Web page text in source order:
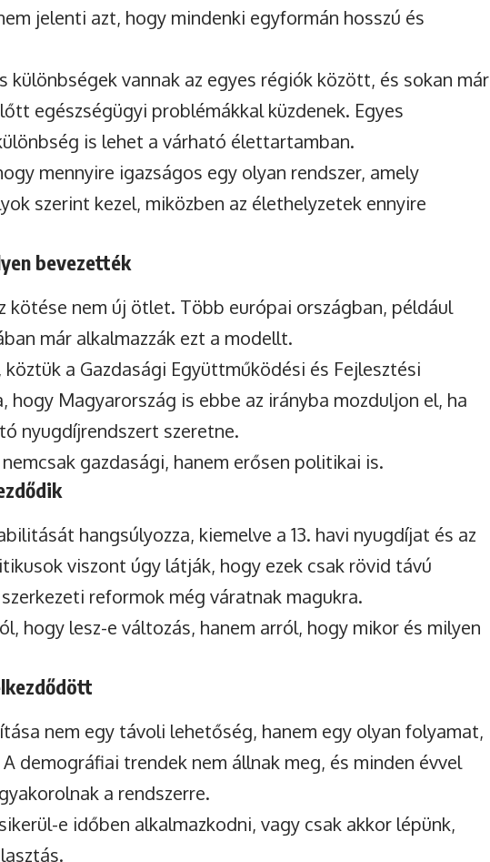
jelenti azt, hogy mindenki egyformán hosszú és
különbségek vannak az egyes régiók között, és sokan már
egészségügyi problémákkal küzdenek. Egyes
is lehet a várható élettartamban.
mennyire igazságos egy olyan rendszer, amely
szerint kezel, miközben az élethelyzetek ennyire
bevezették
kötése nem új ötlet. Több európai országban, például
már alkalmazzák ezt a modellt.
a Gazdasági Együttműködési és Fejlesztési
hogy Magyarország is ebbe az irányba mozduljon el, ha
nyugdíjrendszert szeretne.
gazdasági, hanem erősen politikai is.
hangsúlyozza, kiemelve a 13. havi nyugdíjat és az
viszont úgy látják, hogy ezek csak rövid távú
reformok még váratnak magukra.
hogy lesz-e változás, hanem arról, hogy mikor és milyen
nem egy távoli lehetőség, hanem egy olyan folyamat,
demográfiai trendek nem állnak meg, és minden évvel
a rendszerre.
e időben alkalmazkodni, vagy csak akkor lépünk,